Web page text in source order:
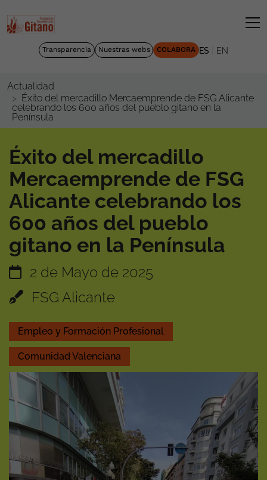
Transparencia Nuestras webs COLABORA ES EN
Actualidad
Éxito del mercadillo Mercaemprende de FSG Alicante
celebrando los 600 años del pueblo gitano en la
Península
Éxito del mercadillo
Mercaemprende de FSG
Alicante celebrando los
600 años del pueblo
gitano en la Península
2 de Mayo de 2025
FSG Alicante
Empleo y Formación Profesional
Comunidad Valenciana